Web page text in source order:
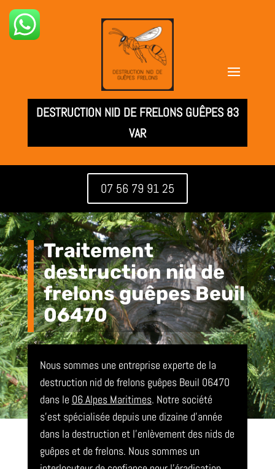
DESTRUCTION NID DE FRELONS GUÊPES 83
VAR
07 56 79 91 25
Traitement
destruction nid de
frelons guêpes Beuil
06470
Nous sommes une entreprise experte de la
destruction nid de frelons guêpes Beuil 06470
dans le 06 Alpes Maritimes. Notre société
s’est spécialisée depuis une dizaine d’année
dans la destruction et l’enlèvement des nids de
guêpes et de frelons. Nous sommes un